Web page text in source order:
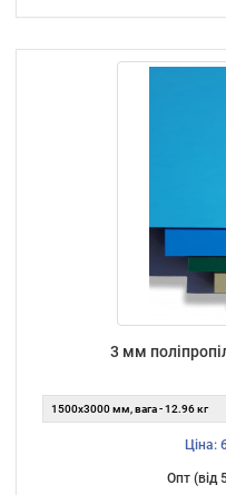
3 мм
Ціна:
Опт (від